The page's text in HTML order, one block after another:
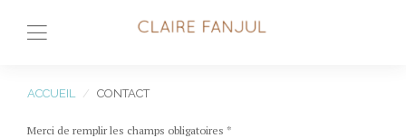
ACCUEIL CONTACT
Merci de remplir les champs obligatoires *